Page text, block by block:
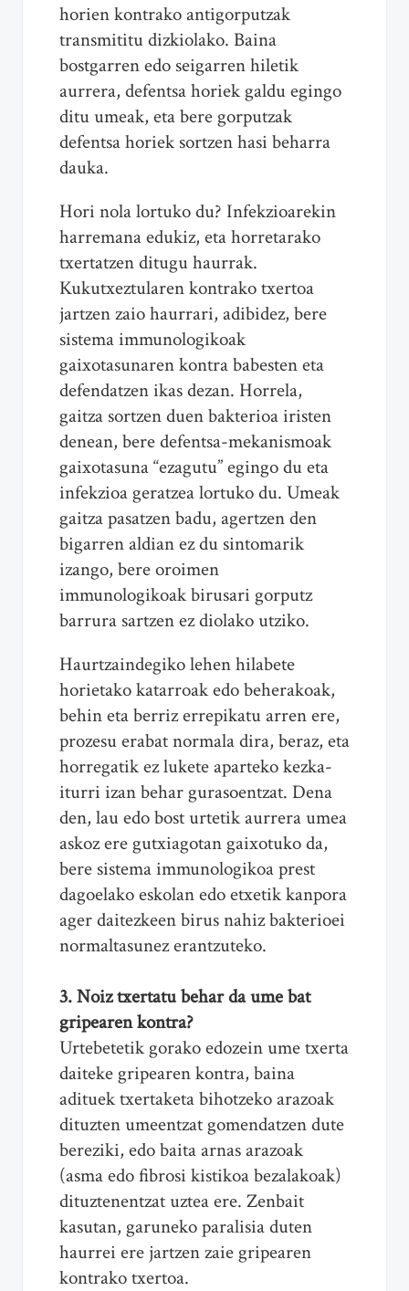
horien kontrako antigorputzak
transmititu dizkiolako. Baina
bostgarren edo seigarren hiletik
aurrera, defentsa horiek galdu egingo
ditu umeak, eta bere gorputzak
defentsa horiek sortzen hasi beharra
dauka.
Hori nola lortuko du? Infekzioarekin
harremana edukiz, eta horretarako
txertatzen ditugu haurrak.
Kukutxeztularen kontrako txertoa
jartzen zaio haurrari, adibidez, bere
sistema immunologikoak
gaixotasunaren kontra babesten eta
defendatzen ikas dezan. Horrela,
gaitza sortzen duen bakterioa iristen
denean, bere defentsa-mekanismoak
gaixotasuna “ezagutu” egingo du eta
infekzioa geratzea lortuko du. Umeak
gaitza pasatzen badu, agertzen den
bigarren aldian ez du sintomarik
izango, bere oroimen
immunologikoak birusari gorputz
barrura sartzen ez diolako utziko.
Haurtzaindegiko lehen hilabete
horietako katarroak edo beherakoak,
behin eta berriz errepikatu arren ere,
prozesu erabat normala dira, beraz, eta
horregatik ez lukete aparteko kezka-
iturri izan behar gurasoentzat. Dena
den, lau edo bost urtetik aurrera umea
askoz ere gutxiagotan gaixotuko da,
bere sistema immunologikoa prest
dagoelako eskolan edo etxetik kanpora
ager daitezkeen birus nahiz bakterioei
normaltasunez erantzuteko.
3. Noiz txertatu behar da ume bat
gripearen kontra?
Urtebetetik gorako edozein ume txerta
daiteke gripearen kontra, baina
adituek txertaketa bihotzeko arazoak
dituzten umeentzat gomendatzen dute
bereziki, edo baita arnas arazoak
(asma edo fibrosi kistikoa bezalakoak)
dituztenentzat uztea ere. Zenbait
kasutan, garuneko paralisia duten
haurrei ere jartzen zaie gripearen
kontrako txertoa.